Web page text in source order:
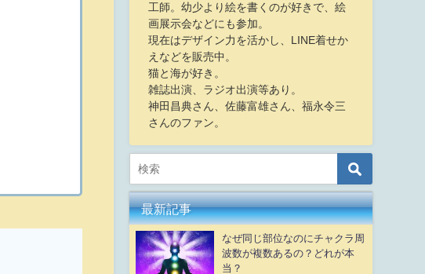
工師。幼少より絵を書くのが好きで、絵
画展示会などにも参加。
現在はデザイン力を活かし、LINE着せか
えなどを販売中。
猫と海が好き。
雑誌出演、ラジオ出演等あり。
神田昌典さん、佐藤富雄さん、福永令三
さんのファン。
最新記事
なぜ同じ部位なのにチャクラ周
波数が複数あるの？どれが本
当？